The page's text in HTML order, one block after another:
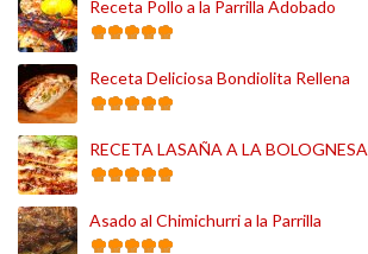
Receta Pollo a la Parrilla Adobado
Receta Deliciosa Bondiolita Rellena
RECETA LASAÑA A LA BOLOGNESA
Asado al Chimichurri a la Parrilla